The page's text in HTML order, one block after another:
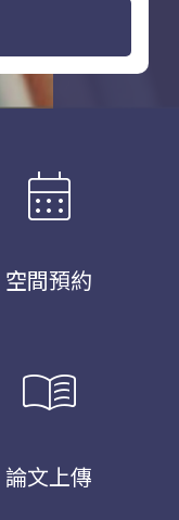
calendar_month
空間預約
menu_book
論文上傳